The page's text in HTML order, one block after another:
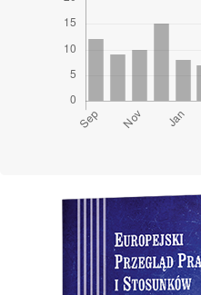
Cover image